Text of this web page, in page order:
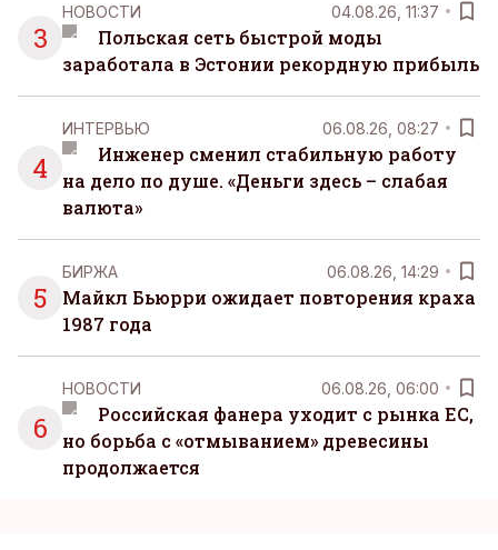
3
НОВОСТИ 04.08.26, 11:37
Польская сеть быстрой моды
заработала в Эстонии рекордную прибыль
4
ИНТЕРВЬЮ 06.08.26, 08:27
Инженер сменил стабильную работу
на дело по душе. «Деньги здесь – слабая
валюта»
5
БИРЖА 06.08.26, 14:29
Майкл Бьюрри ожидает повторения краха
1987 года
6
НОВОСТИ 06.08.26, 06:00
Российская фанера уходит с рынка ЕС,
но борьба с «отмыванием» древесины
продолжается